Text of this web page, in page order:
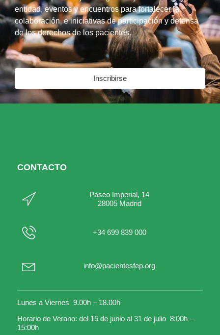
entidad, eventos y encuentros para fortalecer la
colaboración, e iniciativas de participación y defensa
de los derechos de los pacientes.
Inscribirse
CONTACTO
Paseo Imperial, 14
28005 Madrid
+34 699 839 000
info@pacientesfep.org
Lunes a Viernes 9.00h – 18.00h
Horario de Verano: del 15 de junio al 31 de julio 8:00h –
15:00h